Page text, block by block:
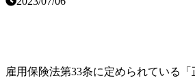
雇用保険法第33条に定められている